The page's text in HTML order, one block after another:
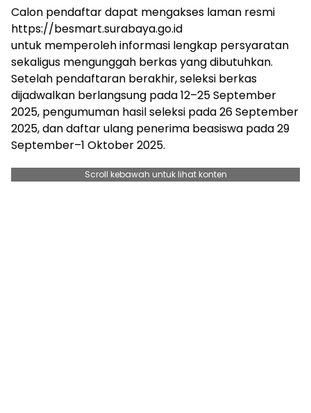
Calon pendaftar dapat mengakses laman resmi
https://besmart.surabaya.go.id
untuk memperoleh informasi lengkap persyaratan
sekaligus mengunggah berkas yang dibutuhkan.
Setelah pendaftaran berakhir, seleksi berkas
dijadwalkan berlangsung pada 12–25 September
2025, pengumuman hasil seleksi pada 26 September
2025, dan daftar ulang penerima beasiswa pada 29
September–1 Oktober 2025.
Scroll kebawah untuk lihat konten